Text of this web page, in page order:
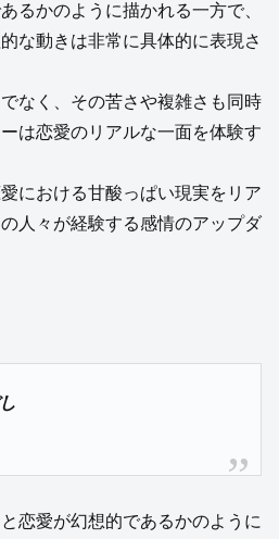
るかのように描かれる一方で、
な動きは非常に具体的に表現さ
なく、その苦さや複雑さも同時
は恋愛のリアルな一面を体験す
における甘酸っぱい現実をリア
人々が経験する感情のアップダ
恋愛が幻想的であるかのように